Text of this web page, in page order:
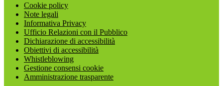
Cookie policy
Note legali
Informativa Privacy
Ufficio Relazioni con il Pubblico
Dichiarazione di accessibilità
Obiettivi di accessibilità
Whistleblowing
Gestione consensi cookie
Amministrazione trasparente